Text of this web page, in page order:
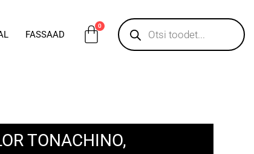
FASSAAD
0
TONACHINO,